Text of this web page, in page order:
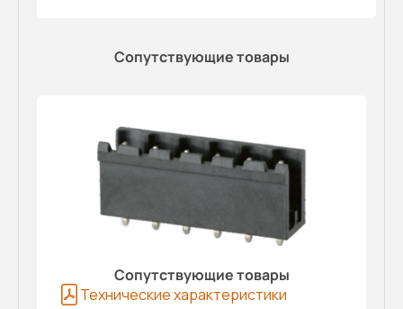
Сопутствующие товары
Сопутствующие товары
Технические характеристики